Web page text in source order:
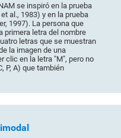
se inspiró en la prueba
al., 1983) y en la prueba
1997). La persona que
primera letra del nombre
letras que se muestran
la imagen de una
clic en la letra "M", pero no
P, A) que también